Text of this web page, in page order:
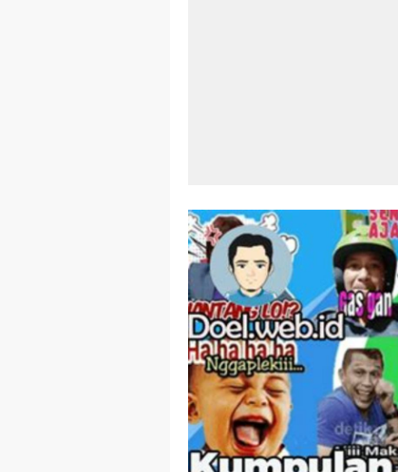
Aplikasi
Link Grup
Power
Foto Grup
Cara Cek
Cara
Bitcoin
Pp Wa